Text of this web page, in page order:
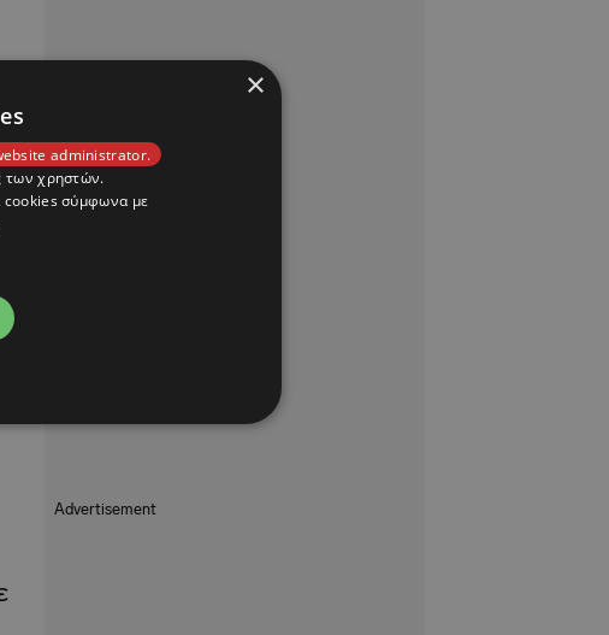
×
administrator.
των χρηστών.
cookies σύμφωνα με